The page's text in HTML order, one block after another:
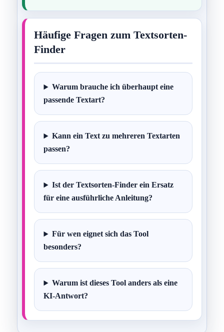
Häufige Fragen zum Textsorten-
Finder
Warum brauche ich überhaupt eine
passende Textart?
Kann ein Text zu mehreren Textarten
passen?
Ist der Textsorten-Finder ein Ersatz
für eine ausführliche Anleitung?
Für wen eignet sich das Tool
besonders?
Warum ist dieses Tool anders als eine
KI-Antwort?